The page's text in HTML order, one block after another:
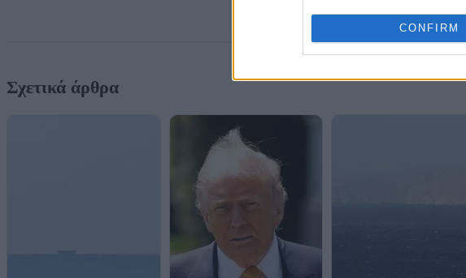
CONFIRM
Σχετικά άρθρα